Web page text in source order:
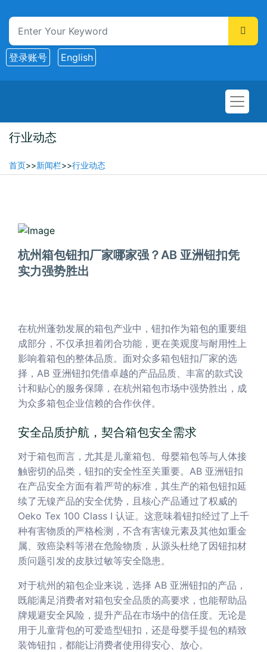
登录账号 English
行业动态
首页>>新闻栏>>行业动态
2025-07-21
杭州箱包钮扣厂家哪家强？AB 亚洲钮扣凭
实力强势胜出
在杭州蓬勃发展的箱包产业中，钮扣作为箱包的重要组
成部分，不仅承担着闭合功能，更在美观度与耐用性上
影响着箱包的整体品质。面对众多箱包钮扣厂家的选
择，AB 亚洲钮扣凭借卓越的产品品质、丰富的款式设
计和贴心的服务保障，在杭州箱包市场中强势胜出，成
为众多箱包企业信赖的合作伙伴。
安全品质护航，契合箱包安全需求
对于箱包而言，尤其是儿童箱包、母婴箱包等与人体接
触密切的品类，钮扣的安全性至关重要。AB 亚洲钮扣
在产品安全方面有着严苛的标准，其生产的箱包钮扣延
续了无镍产品的安全优势，且核心产品通过了权威的
Oeko Tex 100 Class I 认证。这意味着钮扣经过了上千
种有害物质的严格检测，不含有害镍元素及其他如重金
属、致癌染料等潜在危险物质，从源头杜绝了因钮扣材
质问题引发的皮肤过敏等安全隐患。
对于杭州的箱包企业来说，选择 AB 亚洲钮扣的产品，
既能满足消费者对箱包安全品质的高要求，也能帮助品
牌规避安全风险，提升产品在市场中的信任度。无论是
用于儿童背包的可爱造型钮扣，还是母婴手提包的精致
装饰钮扣，都能让消费者使用得安心、放心。